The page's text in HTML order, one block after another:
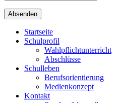
Startseite
Schulprofil
Wahlpflichtunterricht
Abschlüsse
Schulleben
Berufsorientierung
Medienkonzept
Kontakt